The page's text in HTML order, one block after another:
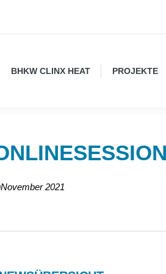
BHKW CLINX HEAT PROJEKTE
2021